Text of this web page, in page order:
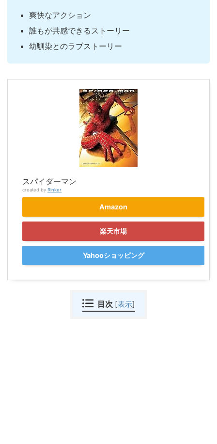
爽快なアクション
誰もが共感できるストーリー
幼馴染とのラブストーリー
スパイダーマン
created by Rinker
Amazon
楽天市場
Yahooショッピング
目次 [表示]